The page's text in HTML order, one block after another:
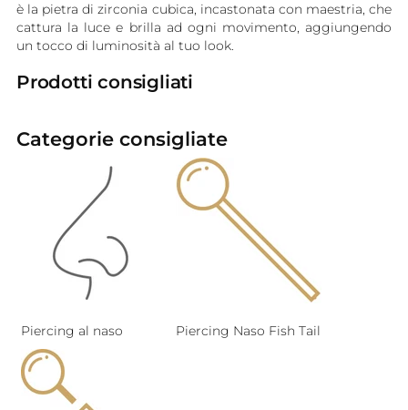
è la pietra di zirconia cubica, incastonata con maestria, che
cattura la luce e brilla ad ogni movimento, aggiungendo
un tocco di luminosità al tuo look.
Prodotti consigliati
Categorie consigliate
Piercing al naso Piercing Naso Fish Tail